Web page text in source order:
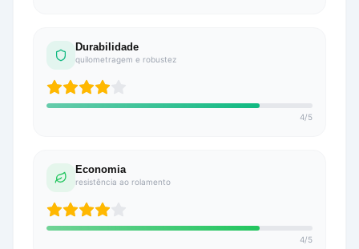
Durabilidade
quilometragem e robustez
4/5
Economia
resistência ao rolamento
4/5